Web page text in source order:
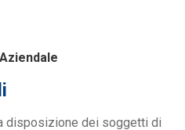
disposizione dei soggetti di